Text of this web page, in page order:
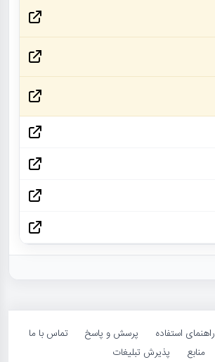
راهنمای استفاده پرسش و پاسخ
تماس با ما
منابع
پذیرش تبلیغات